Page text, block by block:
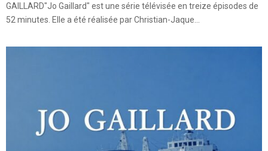
GAILLARD"Jo Gaillard" est une série télévisée en treize épisodes de
52 minutes. Elle a été réalisée par Christian-Jaque...